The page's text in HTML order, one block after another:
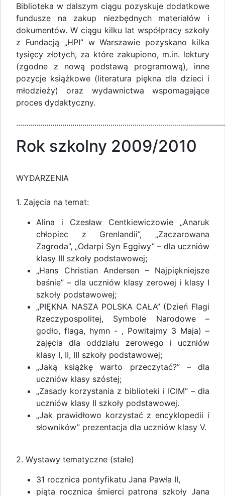
Biblioteka w dalszym ciągu pozyskuje dodatkowe
fundusze na zakup niezbędnych materiałów i
dokumentów. W ciągu kilku lat współpracy szkoły
z Fundacją „HPI” w Warszawie pozyskano kilka
tysięcy złotych, za które zakupiono, m.in. lektury
(zgodne z nową podstawą programową), inne
pozycje książkowe (literatura piękna dla dzieci i
młodzieży) oraz wydawnictwa wspomagające
proces dydaktyczny.
Rok szkolny 2009/2010
WYDARZENIA
1. Zajęcia na temat:
Alina i Czesław Centkiewiczowie „Anaruk
chłopiec z Grenlandii”, „Zaczarowana
Zagroda”, „Odarpi Syn Eggiwy” – dla uczniów
klasy III szkoły podstawowej;
„Hans Christian Andersen – Najpiękniejsze
baśnie” – dla uczniów klasy zerowej i klasy I
szkoły podstawowej;
„PIĘKNA NASZA POLSKA CAŁA” (Dzień Flagi
Rzeczypospolitej, Symbole Narodowe –
godło, flaga, hymn - , Powitajmy 3 Maja) –
zajęcia dla oddziału zerowego i uczniów
klasy I, II, III szkoły podstawowej;
„Jaką książkę warto przeczytać?” – dla
uczniów klasy szóstej;
„Zasady korzystania z biblioteki i ICIM” – dla
uczniów klasy II szkoły podstawowej.
„Jak prawidłowo korzystać z encyklopedii i
słowników” prezentacja dla uczniów klasy V.
2. Wystawy tematyczne (stałe)
31 rocznica pontyfikatu Jana Pawła II,
piąta rocznica śmierci patrona szkoły Jana